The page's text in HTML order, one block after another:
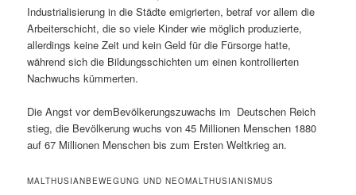
Industrialisierung in die Städte emigrierten, betraf vor allem die
Arbeiterschicht, die so viele Kinder wie möglich produzierte,
allerdings keine Zeit und kein Geld für die Fürsorge hatte,
während sich die Bildungsschichten um einen kontrollierten
Nachwuchs kümmerten.
Die Angst vor demBevölkerungszuwachs im Deutschen Reich
stieg, die Bevölkerung wuchs von 45 Millionen Menschen 1880
auf 67 Millionen Menschen bis zum Ersten Weltkrieg an.
MALTHUSIANBEWEGUNG UND NEOMALTHUSIANISMUS